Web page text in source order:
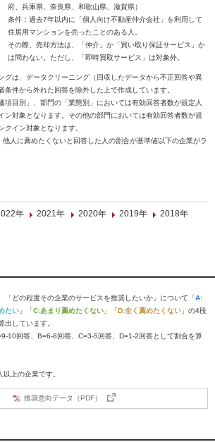
府、兵庫県、奈良県、和歌山県、滋賀県）
条件：過去7年以内に「個人向け不動産仲介会社」を利用して
住居用マンションを売ったことのある人。
その際、売却方法は、「仲介」か「買い取り保証サービス」か
は問わない。ただし、「即時買取サービス」は対象外。
グは、データクリーニング（回収したデータから不正回答や異
条件から外れた回答を除外した上で作成しています。
目別」、部門の「業態別」においては有効回答者数が規定人
ン対象となります。その他の部門においては有効回答者数が規
クイン対象となります。
人に薦めたくないと回答した人の割合が基準値以下の企業がラ
年 2021年 2020年 2019年
2018年
「どの程度その企業のサービスを推奨したいか」について「A:
たい 」「C:あまり薦めたくない 」「D:全く薦めたくない 」の4段
出しています。
10回答、B=6-8回答、C=3-5回答、D=1-2回答として割合を算
上の企業です。
推奨意向データ（PDF）